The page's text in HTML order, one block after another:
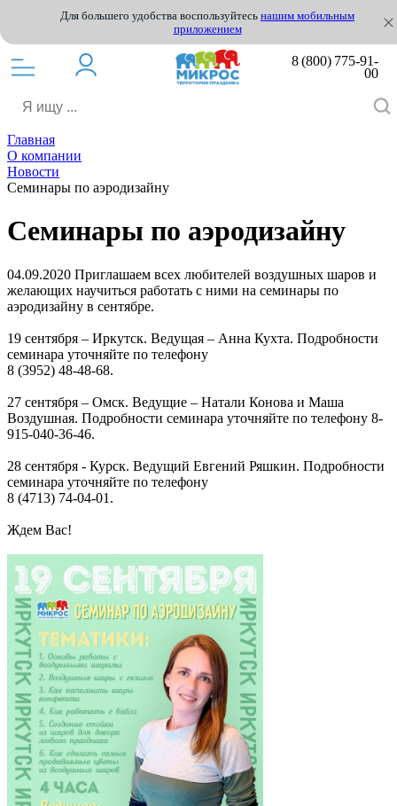
Для большего удобства воспользуйтесь нашим мобильным
приложением
8 (800) 775-91-
00
Главная
О компании
Новости
Семинары по аэродизайну
Семинары по аэродизайну
04.09.2020 Приглашаем всех любителей воздушных шаров и
желающих научиться работать с ними на семинары по
аэродизайну в сентябре.
19 сентября – Иркутск. Ведущая – Анна Кухта. Подробности
семинара уточняйте по телефону
8 (3952) 48-48-68.
27 сентября – Омск. Ведущие – Натали Конова и Маша
Воздушная. Подробности семинара уточняйте по телефону 8-
915-040-36-46.
28 сентября - Курск. Ведущий Евгений Ряшкин. Подробности
семинара уточняйте по телефону
8 (4713) 74-04-01.
Ждем Вас!